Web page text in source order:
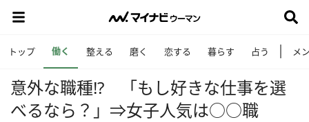
トップ 働く 整える 磨く 恋する 暮らす 占う メ
意外な職種!? 「もし好きな仕事を選
べるなら？」⇒女子人気は○○職